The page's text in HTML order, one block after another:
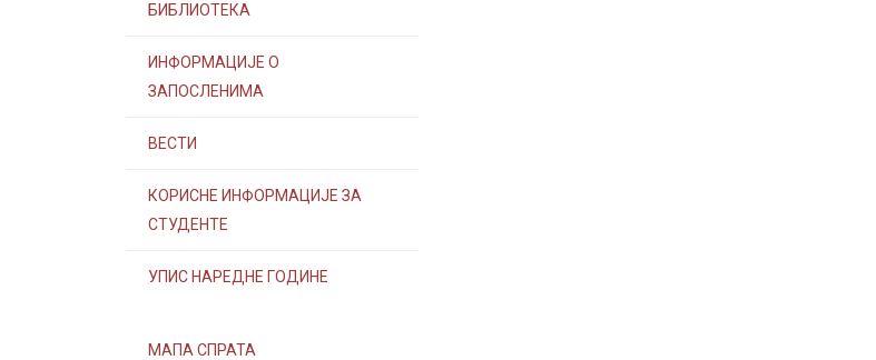
БИБЛИОТЕКА
ИНФОРМАЦИЈЕ О
ЗАПОСЛЕНИМА
ВЕСТИ
КОРИСНЕ ИНФОРМАЦИЈЕ ЗА
СТУДЕНТЕ
УПИС НАРЕДНЕ ГОДИНЕ
МАПА СПРАТА